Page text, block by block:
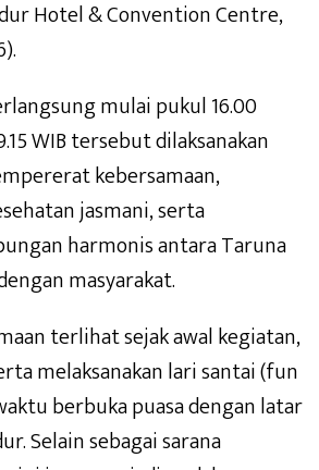
Hotel & Convention Centre,
mulai pukul 16.00
WIB tersebut dilaksanakan
kebersamaan,
jasmani, serta
harmonis antara Taruna
masyarakat.
terlihat sejak awal kegiatan,
melaksanakan lari santai (fun
berbuka puasa dengan latar
Selain sebagai sarana